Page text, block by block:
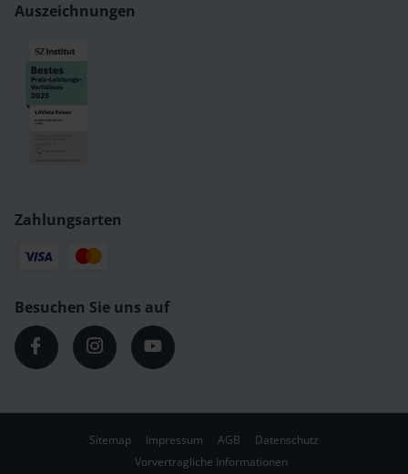
Auszeichnungen
Zahlungsarten
Besuchen Sie uns auf
Sitemap Impressum AGB
Datenschutz
Vorvertragliche Informationen